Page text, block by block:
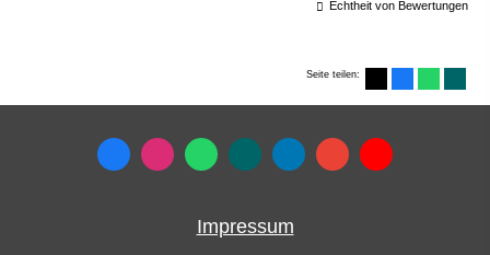
Echtheit von Bewertungen
Seite teilen:
Impressum